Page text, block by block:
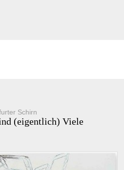
Schirn
(eigentlich) Viele